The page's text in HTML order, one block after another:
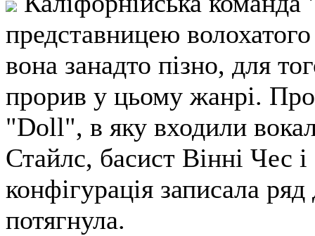
представницею
вона занадто пізно, для
прорив у цьому жанрі.
"Doll", в яку входили
Стайлс, басист Вінні Чес
конфігурація записала
потягнула.